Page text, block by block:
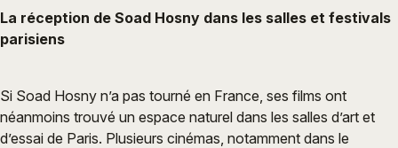
La réception de Soad Hosny dans les salles et festivals
parisiens
Si Soad Hosny n’a pas tourné en France, ses films ont
néanmoins trouvé un espace naturel dans les salles d’art et
d’essai de Paris. Plusieurs cinémas, notamment dans le